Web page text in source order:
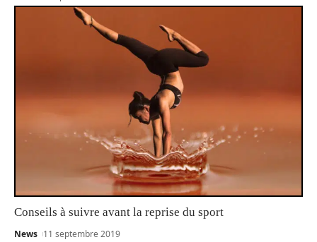
Conseils à suivre avant la reprise du sport
News 11 septembre 2019